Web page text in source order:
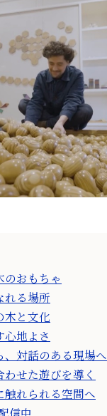
のおもちゃ
れる場所
木と文化
心地よさ
、対話のある現場へ
せた遊びを導く
触れられる空間へ
信中